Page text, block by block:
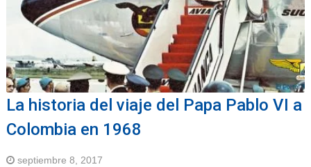
La historia del viaje del Papa Pablo VI a
Colombia en 1968
septiembre 8, 2017